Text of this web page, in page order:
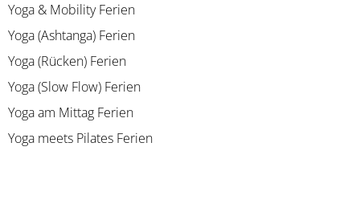
Yoga & Mobility Ferien
Yoga (Ashtanga) Ferien
Yoga (Rücken) Ferien
Yoga (Slow Flow) Ferien
Yoga am Mittag Ferien
Yoga meets Pilates Ferien